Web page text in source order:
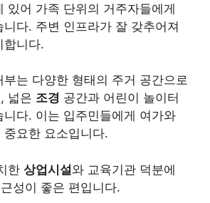
있어 가족 단위의 거주자들에게
니다. 주변 인프라가 잘 갖추어져
합니다.
부는 다양한 형태의 주거 공간으로
넓은 조경 공간과 어린이 놀이터
니다. 이는 입주민들에게 여가와
요한 요소입니다.
한 상업시설와 교육기관 덕분에
성이 좋은 편입니다.